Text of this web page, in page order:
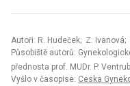
Autoři: R. Hudeček; Z.
Působiště autorů:
přednosta prof. MUDr. P.
Vyšlo v časopise: Ceska